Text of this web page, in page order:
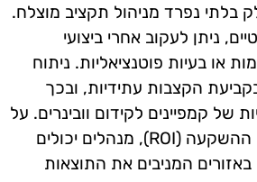
בלתי נפרד מניהול תקציב מוצלח.
ניתן לעקוב אחרי ביצועי
או בעיות פוטנציאליות. ניתוח
הקצבות עתידיות, ובכך
של קמפיינים לקידום וובינרים. על
ידי הערכת החזר על ההשקעה (ROI), מנהלים יכולים
המניבים את התוצאות